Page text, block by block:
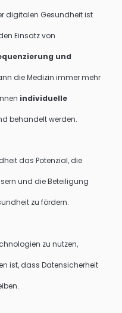
digitalen Gesundheit ist
Einsatz von
und
die Medizin immer mehr
individuelle
behandelt werden.
das Potenzial, die
und die Beteiligung
zu fördern.
zu nutzen,
ist, dass Datensicherheit